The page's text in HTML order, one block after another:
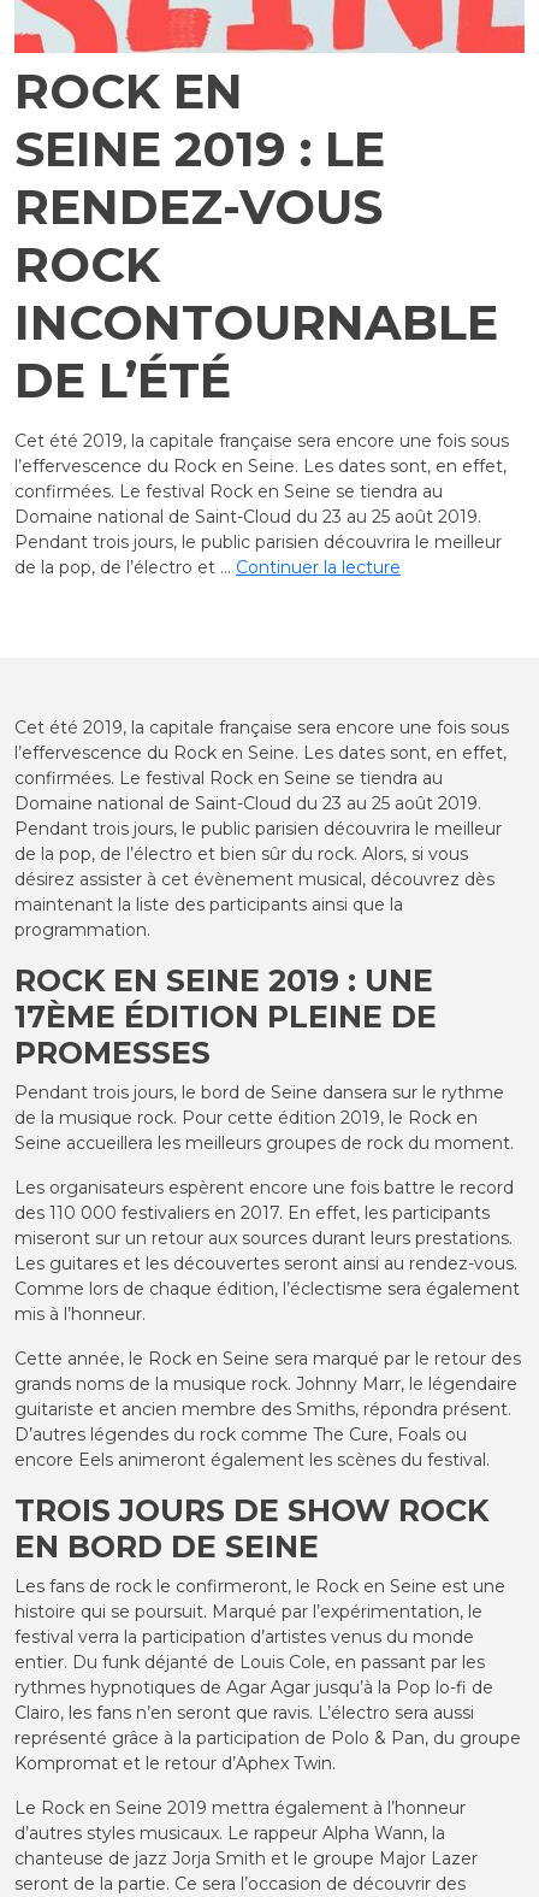
ROCK EN
SEINE 2019 : LE
RENDEZ-VOUS
ROCK
INCONTOURNABLE
DE L’ÉTÉ
Cet été 2019, la capitale française sera encore une fois sous
l’effervescence du Rock en Seine. Les dates sont, en effet,
confirmées. Le festival Rock en Seine se tiendra au
Domaine national de Saint-Cloud du 23 au 25 août 2019.
Pendant trois jours, le public parisien découvrira le meilleur
de la pop, de l’électro et … Continuer la lecture
rendez-
vous
rock
incontournable
de
l’été »
Cet été 2019, la capitale française sera encore une fois sous
l’effervescence du Rock en Seine. Les dates sont, en effet,
confirmées. Le festival Rock en Seine se tiendra au
Domaine national de Saint-Cloud du 23 au 25 août 2019.
Pendant trois jours, le public parisien découvrira le meilleur
de la pop, de l’électro et bien sûr du rock. Alors, si vous
désirez assister à cet évènement musical, découvrez dès
maintenant la liste des participants ainsi que la
programmation.
ROCK EN SEINE 2019 : UNE
17ÈME ÉDITION PLEINE DE
PROMESSES
Pendant trois jours, le bord de Seine dansera sur le rythme
de la musique rock. Pour cette édition 2019, le Rock en
Seine accueillera les meilleurs groupes de rock du moment.
Les organisateurs espèrent encore une fois battre le record
des 110 000 festivaliers en 2017. En effet, les participants
miseront sur un retour aux sources durant leurs prestations.
Les guitares et les découvertes seront ainsi au rendez-vous.
Comme lors de chaque édition, l’éclectisme sera également
mis à l’honneur.
Cette année, le Rock en Seine sera marqué par le retour des
grands noms de la musique rock. Johnny Marr, le légendaire
guitariste et ancien membre des Smiths, répondra présent.
D’autres légendes du rock comme The Cure, Foals ou
encore Eels animeront également les scènes du festival.
TROIS JOURS DE SHOW ROCK
EN BORD DE SEINE
Les fans de rock le confirmeront, le Rock en Seine est une
histoire qui se poursuit. Marqué par l’expérimentation, le
festival verra la participation d’artistes venus du monde
entier. Du funk déjanté de Louis Cole, en passant par les
rythmes hypnotiques de Agar Agar jusqu’à la Pop lo-fi de
Clairo, les fans n’en seront que ravis. L’électro sera aussi
représenté grâce à la participation de Polo & Pan, du groupe
Kompromat et le retour d’Aphex Twin.
Le Rock en Seine 2019 mettra également à l’honneur
d’autres styles musicaux. Le rappeur Alpha Wann, la
chanteuse de jazz Jorja Smith et le groupe Major Lazer
seront de la partie. Ce sera l’occasion de découvrir des